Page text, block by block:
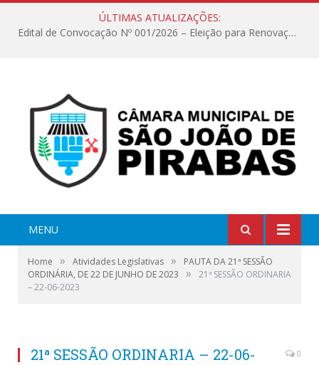
ÚLTIMAS ATUALIZAÇÕES:
Edital de Convocação Nº 001/2026 – Eleição para Renovação da Mesa Diretora – Biênio 2027/2028
MENU
Home » Atividades Legislativas »
PAUTA DA 21ª SESSÃO
ORDINÁRIA, DE 22 DE JUNHO DE 2023
»
21ª SESSÃO ORDINARIA
– 22-06-2023
21ª SESSÃO ORDINARIA – 22-06-
0